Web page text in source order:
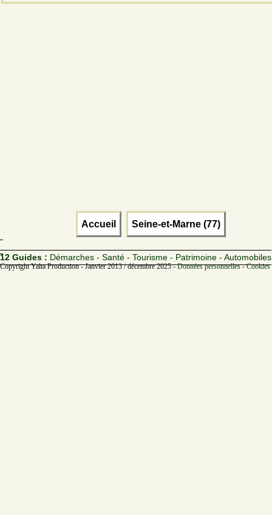
Accueil Seine-et-Marne (77)
12 Guides : Démarches - Santé - Tourisme - Patrimoine - Automobiles
Copyright Yalta Production - Janvier 2013 / décembre 2025 -Données personnelles -